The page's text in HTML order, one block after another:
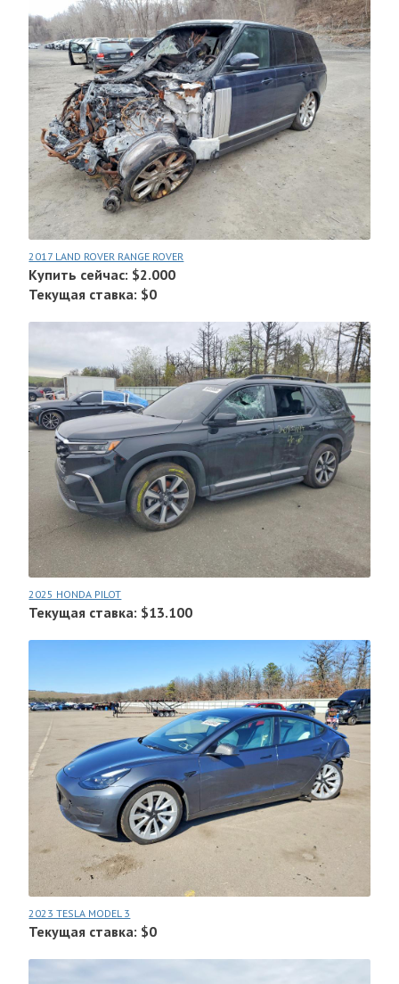
2017 LAND ROVER RANGE ROVER
Купить сейчас: $2.000
Текущая ставка: $0
2025 HONDA PILOT
Текущая ставка: $13.100
2023 TESLA MODEL 3
Текущая ставка: $0